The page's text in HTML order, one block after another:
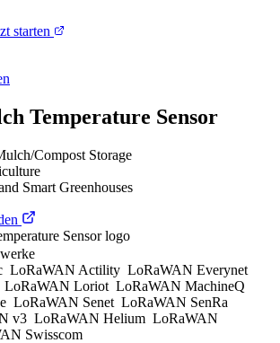
starten
Temperature Sensor
Compost Storage
Smart Greenhouses
LoRaWAN Actility LoRaWAN Everynet
LoRaWAN Loriot LoRaWAN MachineQ
LoRaWAN Senet LoRaWAN SenRa
v3 LoRaWAN Helium LoRaWAN
Swisscom